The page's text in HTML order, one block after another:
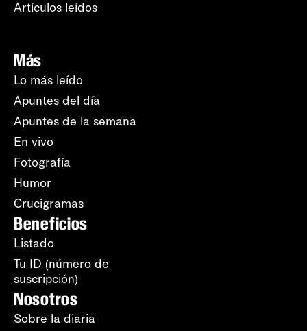
Artículos leídos
Más
Lo más leído
Apuntes del día
Apuntes de la semana
En vivo
Fotografía
Humor
Crucigramas
Beneficios
Listado
Tu ID (número de
suscripción)
Nosotros
Sobre la diaria